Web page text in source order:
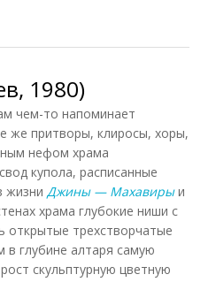
1980)
чем-то напоминает
же притворы, клиросы, хоры,
нефом храма
купола, расписанные
жизни Джины — Махавирыи
храма глубокие ниши с
открытые трехстворчатые
глубине алтаря самую
скульптурную цветную